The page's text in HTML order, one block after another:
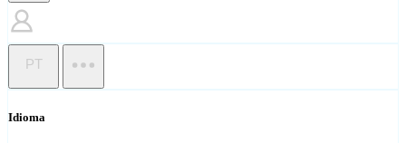
PT
Idioma